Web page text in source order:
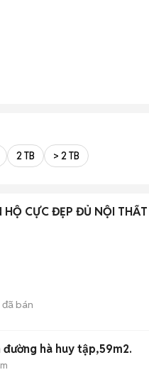
2 TB > 2 TB
HỘ CỰC ĐẸP ĐỦ NỘI
đã bán
hà huy tập,59m2.